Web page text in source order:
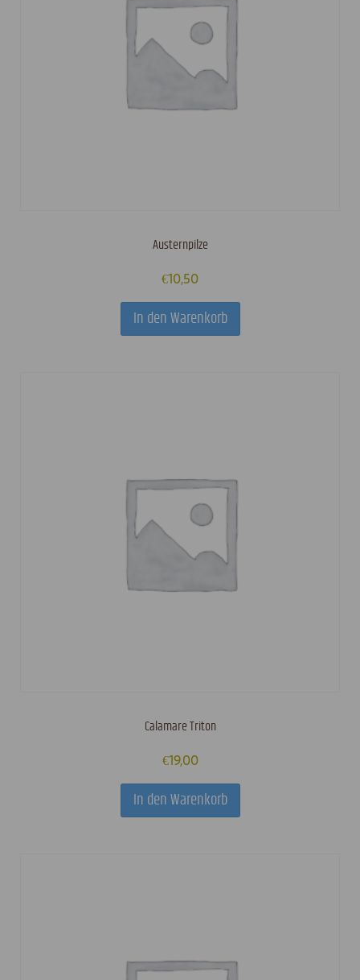
Austernpilze
€10,50
In den Warenkorb
Calamare Triton
€19,00
In den Warenkorb